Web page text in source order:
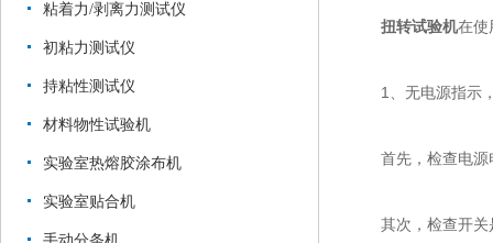
粘着力/剥离力测试仪
初粘力测试仪
持粘性测试仪
材料物性试验机
实验室热熔胶涂布机
实验室贴合机
扭转试验机在使
1、无电源指示
首先，检查电源
其次，检查开关